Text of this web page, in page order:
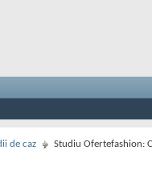
de caz Studiu Ofertefashion: